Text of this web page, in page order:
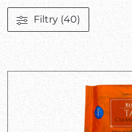
Filtry (40)